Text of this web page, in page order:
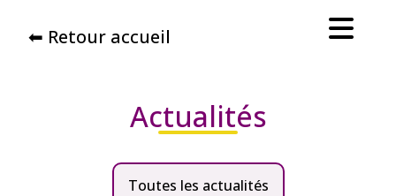
⬅ Retour accueil
Actualités
Toutes les actualités